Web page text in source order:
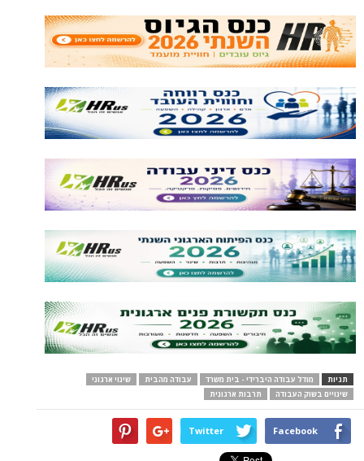
תגיות מודל עבודה היברידי - בית משרד עבודה מהבית
שינוי ארגוני
שינויים בשוק העבודה
תרבות ארגונית
Facebook
Twitter